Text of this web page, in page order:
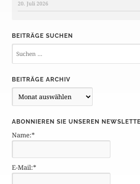
20. Juli 2026
BEITRÄGE SUCHEN
BEITRÄGE ARCHIV
e
t
r
g
e
ABONNIEREN SIE UNSEREN
Name:*
E-Mail:*